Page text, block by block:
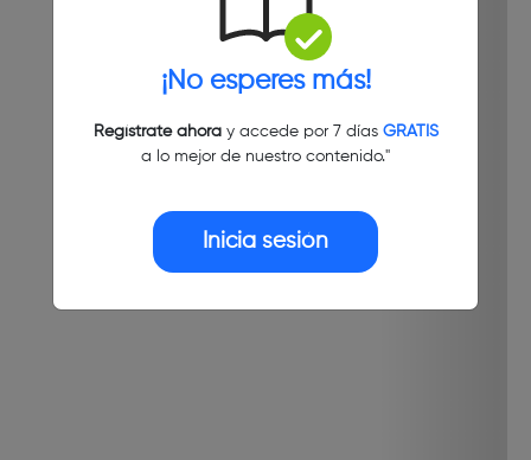
¡No esperes más!
Regístrate ahoray accede por 7 días GRATIS
a lo mejor de nuestro contenido."
Inicia sesión